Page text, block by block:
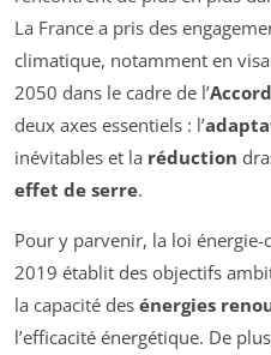
La France a pris des
climatique, notamment en
2050 dans le cadre de l’
deux axes essentiels : l’
inévitables et la réduction
effet de serre.
Pour y parvenir, la loi
2019 établit des objectifs
la capacité des énergies
l’efficacité énergétique. De